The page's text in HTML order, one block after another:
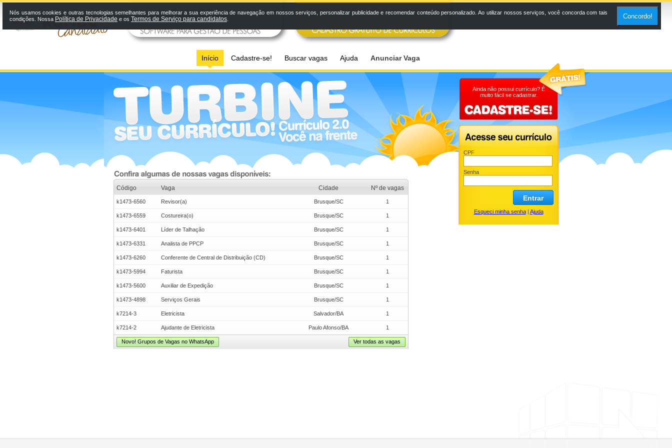
Início Cadastre-se! Buscar vagas Ajuda Anunciar Vaga
Ainda não possui currículo? É
muito fácil se cadastrar.
CPF
Senha
Entrar
Esqueci minha senha| Ajuda
Código Vaga Cidade Nº de vagas
k1473-6560 Revisor(a) Brusque/SC 1
k1473-6559 Costureira(o) Brusque/SC 1
k1473-6401 Líder de Talhação Brusque/SC 1
k1473-6331 Analista de PPCP Brusque/SC 1
k1473-6260 Conferente de Central de Distribuição (CD) Brusque/SC 1
k1473-5994 Faturista Brusque/SC 1
k1473-5600 Auxiliar de Expedição Brusque/SC 1
k1473-4898 Serviços Gerais Brusque/SC 1
k7214-3 Eletricista Salvador/BA 1
k7214-2 Ajudante de Eletricista Paulo Afonso/BA 1
Novo! Grupos de Vagas no WhatsApp Ver todas as vagas
Nós usamos cookies e outras tecnologias semelhantes para melhorar a sua experiência de navegação em nossos serviços, personalizar publicidade e recomendar conteúdo personalizado. Ao utilizar nossos serviços, você concorda com tais
condições. Nossa Política de Privacidade e os Termos de Serviço para candidatos Concordo!